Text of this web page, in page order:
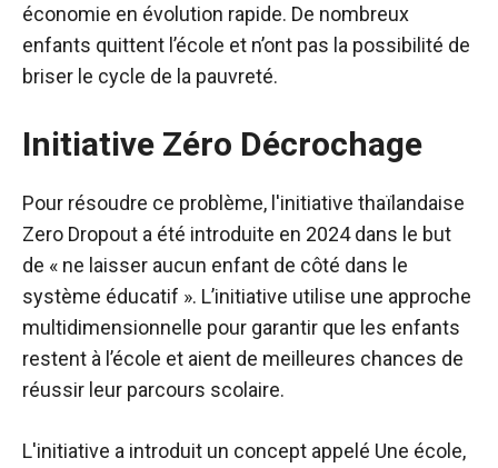
économie en évolution rapide. De nombreux
enfants quittent l’école et n’ont pas la possibilité de
briser le cycle de la pauvreté.
Initiative Zéro Décrochage
Pour résoudre ce problème, l'initiative thaïlandaise
Zero Dropout a été introduite en 2024 dans le but
de « ne laisser aucun enfant de côté dans le
système éducatif ». L’initiative utilise une approche
multidimensionnelle pour garantir que les enfants
restent à l’école et aient de meilleures chances de
réussir leur parcours scolaire.
L'initiative a introduit un concept appelé Une école,